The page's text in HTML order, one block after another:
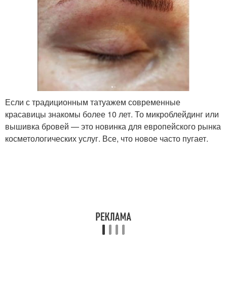
Если с традиционным татуажем современные
красавицы знакомы более 10 лет. То микроблейдинг или
вышивка бровей — это новинка для европейского рынка
косметологических услуг. Все, что новое часто пугает.